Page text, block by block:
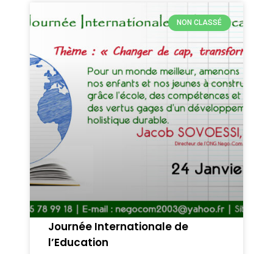
NON CLASSÉ
Journée Internationale de
l’Education